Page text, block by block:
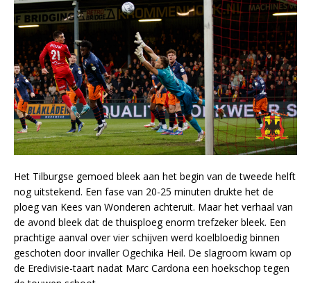
Het Tilburgse gemoed bleek aan het begin van de tweede helft
nog uitstekend. Een fase van 20-25 minuten drukte het de
ploeg van Kees van Wonderen achteruit. Maar het verhaal van
de avond bleek dat de thuisploeg enorm trefzeker bleek. Een
prachtige aanval over vier schijven werd koelbloedig binnen
geschoten door invaller Ogechika Heil. De slagroom kwam op
de Eredivisie-taart nadat Marc Cardona een hoekschop tegen